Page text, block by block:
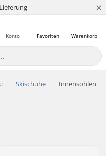
×
Warenkorb
Favoriten
Konto
Skischuhe Innensohlen